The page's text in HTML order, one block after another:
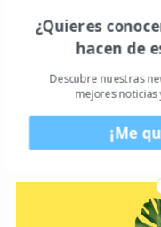
El Bien Social es un
promocionar
medio ambiental tanto
Es un HUB que
informativas tanto de
del mundo de la
¿Quieres
hacen de
Descubre nuestras
mejores noticias
¡Me